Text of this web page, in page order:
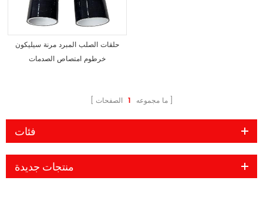
حلقات الصلب المبرد مرنة سيليكون
خرطوم امتصاص الصدمات
ما مجموعه 1 الصفحات
فئات
منتجات جديدة